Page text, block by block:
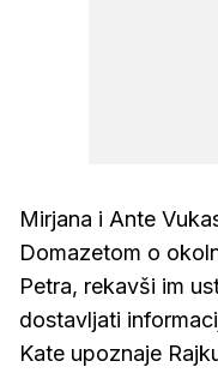
Mirjana i Ante
Domazetom o
Petra, rekavši im
dostavljati
Kate upoznaje